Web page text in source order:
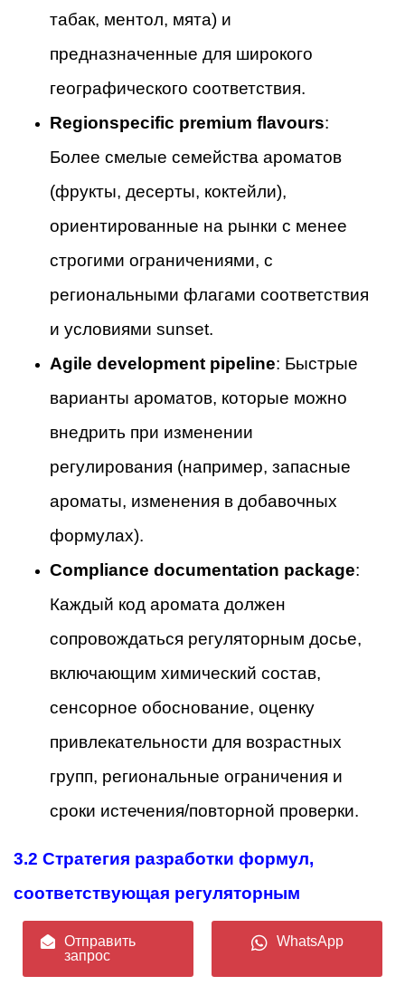
табак, ментол, мята) и
предназначенные для широкого
географического соответствия.
Regionspecific premium flavours:
Более смелые семейства ароматов
(фрукты, десерты, коктейли),
ориентированные на рынки с менее
строгими ограничениями, с
региональными флагами соответствия
и условиями sunset.
Agile development pipeline: Быстрые
варианты ароматов, которые можно
внедрить при изменении
регулирования (например, запасные
ароматы, изменения в добавочных
формулах).
Compliance documentation package:
Каждый код аромата должен
сопровождаться регуляторным досье,
включающим химический состав,
сенсорное обоснование, оценку
привлекательности для возрастных
групп, региональные ограничения и
сроки истечения/повторной проверки.
3.2 Стратегия разработки формул,
соответствующая регуляторным
требованиям
Отправить
запрос
WhatsApp